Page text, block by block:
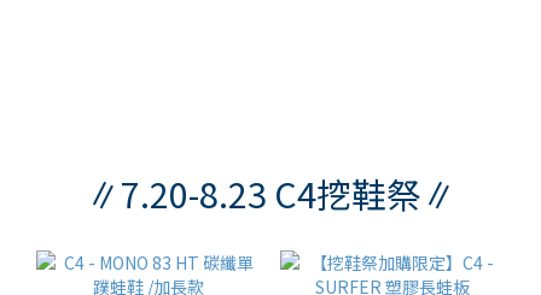
∥7.20-8.23 C4挖鞋祭∥